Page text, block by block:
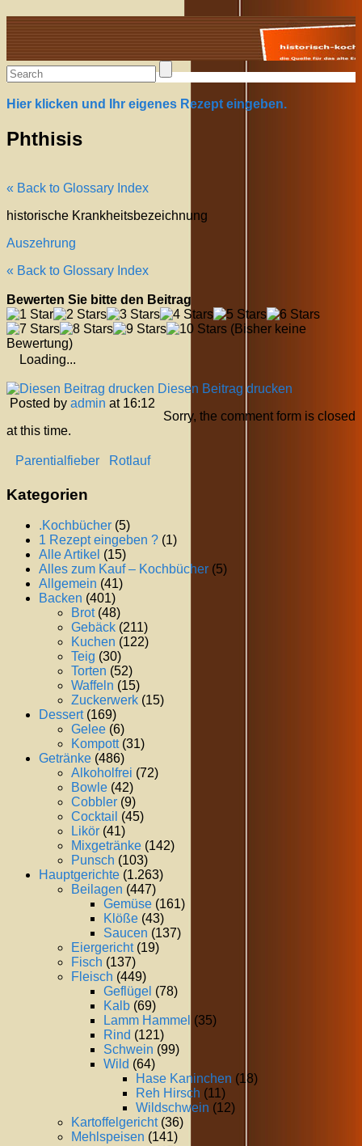
Alte Rezepte online
Hier klicken und Ihr eigenes Rezept eingeben.
Phthisis
« Back to Glossary Index
historische Krankheitsbezeichnung
Auszehrung
« Back to Glossary Index
Bewerten Sie bitte den Beitrag
(Bisher keine
Bewertung)
Loading...
Diesen Beitrag drucken
Posted by admin at 16:12
Sorry, the comment form is closed
at this time.
Parentialfieber Rotlauf
Kategorien
.Kochbücher (5)
1 Rezept eingeben ? (1)
Alle Artikel (15)
Alles zum Kauf – Kochbücher (5)
Allgemein (41)
Backen (401)
Brot(48)
Gebäck (211)
Kuchen (122)
Teig (30)
Torten (52)
Waffeln (15)
Zuckerwerk (15)
Dessert(169)
Gelee (6)
Kompott(31)
Getränke (486)
Alkoholfrei (72)
Bowle (42)
Cobbler (9)
Cocktail (45)
Likör (41)
Mixgetränke (142)
Punsch (103)
Hauptgerichte (1.263)
Beilagen (447)
Gemüse (161)
Klöße (43)
Saucen (137)
Eiergericht(19)
Fisch (137)
Fleisch (449)
Geflügel (78)
Kalb (69)
Lamm Hammel (35)
Rind (121)
Schwein (99)
Wild (64)
Hase Kaninchen (18)
Reh Hirsch (11)
Wildschwein (12)
Kartoffelgericht(36)
Mehlspeisen (141)